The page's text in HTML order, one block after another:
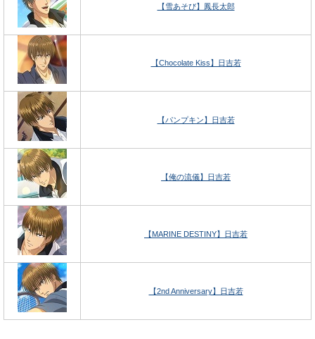
【雪あそび】鳳長太郎
【Chocolate Kiss】日吉若
【パンプキン】日吉若
【俺の流儀】日吉若
【MARINE DESTINY】日吉若
【2nd Anniversary】日吉若